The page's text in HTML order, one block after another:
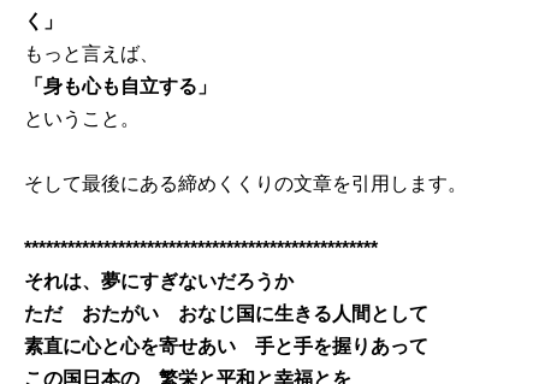
く」
もっと言えば、
「身も心も自立する」
ということ。
そして最後にある締めくくりの文章を引用します。
*************************************************
それは、夢にすぎないだろうか
ただ おたがい おなじ国に生きる人間として
素直に心と心を寄せあい 手と手を握りあって
この国日本の 繁栄と平和と幸福とを